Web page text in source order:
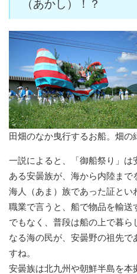
（あかし）！？
田畑のなか曳行するお船。畑の
一説によると、「御船祭り」
ある安曇族が、海から内陸まで
海人（あま）族であった証とい
職業で言うと、船で物品を輸送
でもなく、普段は船の上で暮ら
なる海の民が、安曇野の祖先
すね。
安曇族は北九州や朝鮮半島を本